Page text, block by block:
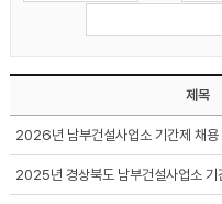
제목
2026년 남부건설사업소 기간제 채용
2025년 경상북도 남부건설사업소 기